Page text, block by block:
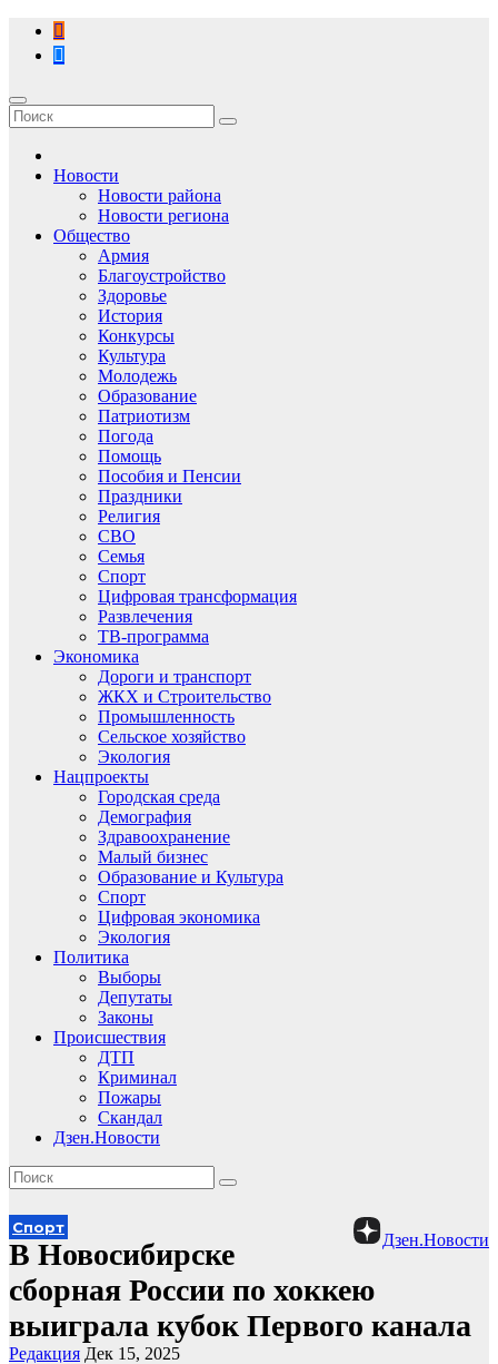
Перейти
содержимому
Новости
Новости района
Новости региона
Общество
Армия
Благоустройство
Здоровье
История
Конкурсы
Культура
Молодежь
Образование
Патриотизм
Погода
Помощь
Пособия и Пенсии
Праздники
Религия
СВО
Семья
Спорт
Цифровая трансформация
Развлечения
ТВ-программа
Экономика
Дороги и транспорт
ЖКХ и Строительство
Промышленность
Сельское хозяйство
Экология
Нацпроекты
Городская среда
Демография
Здравоохранение
Малый бизнес
Образование и Культура
Спорт
Цифровая экономика
Экология
Политика
Выборы
Депутаты
Законы
Происшествия
ДТП
Криминал
Пожары
Скандал
Дзен.Новости
Дзен.Новости
Спорт
В Новосибирске
сборная России по хоккею
выиграла кубок Первого канала
Редакция Дек 15, 2025